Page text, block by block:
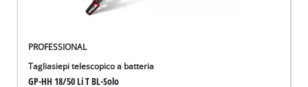
PROFESSIONAL
Tagliasiepi telescopico a batteria
GP-HH 18/50 Li T BL-Solo